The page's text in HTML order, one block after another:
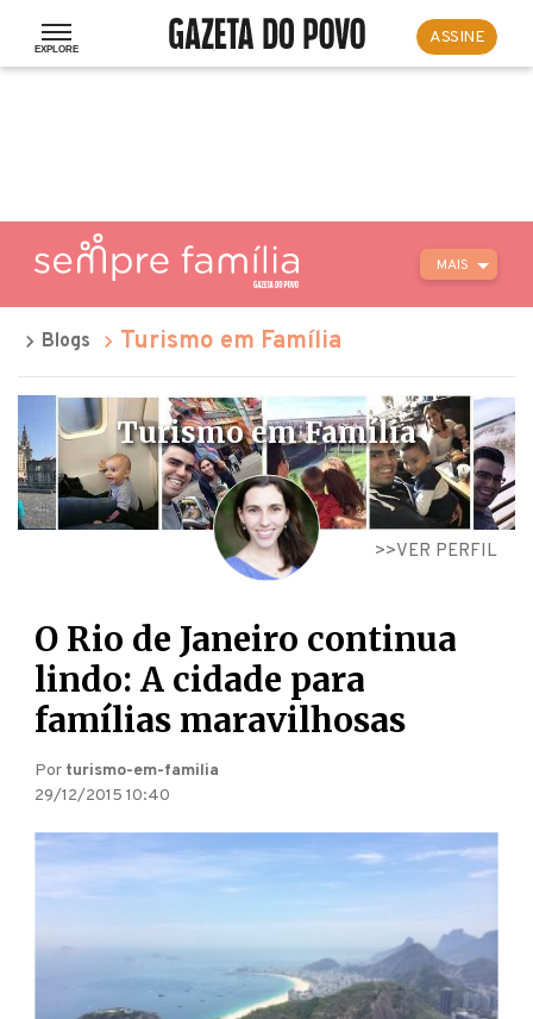
ASSINE
MAIS
Blogs Turismo em Família
Turismo em Família
VER PERFIL
O Rio de Janeiro continua
lindo: A cidade para
famílias maravilhosas
Por turismo-em-familia
29/12/2015 10:40